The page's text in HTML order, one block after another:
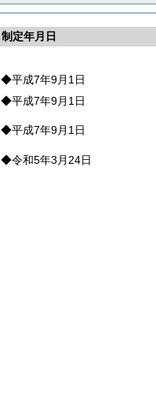
制定年月日
◆平成7年9月1日
◆平成7年9月1日
◆平成7年9月1日
◆令和5年3月24日